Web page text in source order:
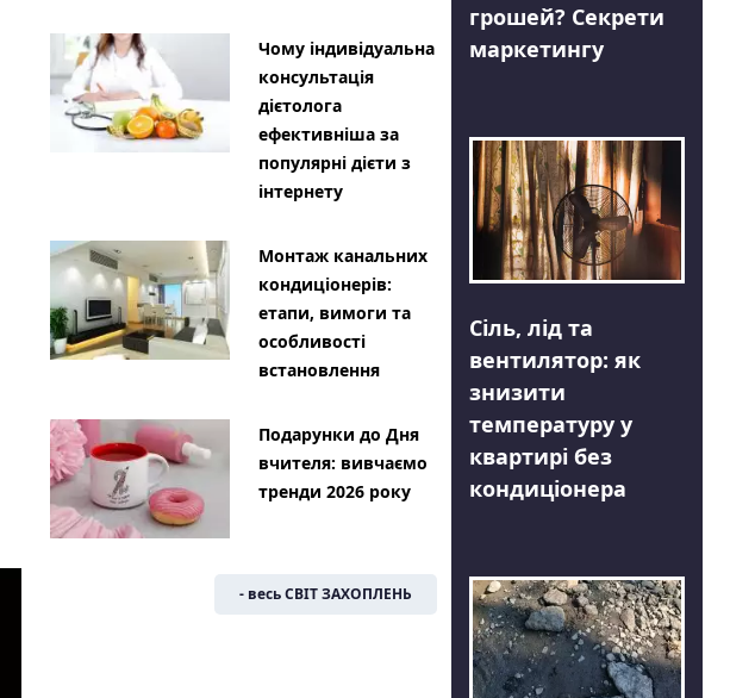
Чому індивідуальна
консультація
дієтолога
ефективніша за
популярні дієти з
інтернету
Монтаж канальних
кондиціонерів:
етапи, вимоги та
особливості
встановлення
Подарунки до Дня
вчителя: вивчаємо
тренди 2026 року
- весь СВІТ ЗАХОПЛЕНЬ
грошей? Секрети
маркетингу
Сіль, лід та
вентилятор: як
знизити
температуру у
квартирі без
кондиціонера